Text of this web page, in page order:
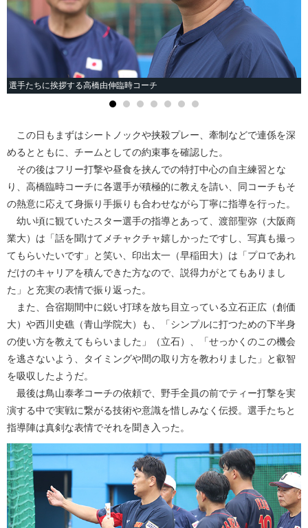
選手たちに挨拶する高橋由伸臨時コーチ
この日もまずはシートノックや挟殺プレー、牽制などで連係を深
めるとともに、チームとしての約束事を確認した。
その後はフリー打撃や昼食を挟んでの特打中心の自主練習とな
り、高橋臨時コーチに各選手が積極的に教えを請い、同コーチもそ
の熱意に応えて身振り手振りも合わせながら丁寧に指導を行った。
幼い頃に観ていたスター選手の指導とあって、渡部聖弥（大阪商
業大）は「話を聞けてメチャクチャ嬉しかったですし、写真も撮っ
てもらいたいです」と笑い、印出太一（早稲田大）は「プロであれ
だけのキャリアを積んできた方なので、説得力がとてもありまし
た」と充実の表情で振り返った。
また、合宿期間中に鋭い打球を放ち目立っている立石正広（創価
大）や西川史礁（青山学院大）も、「シンプルに打つための下半身
の使い方を教えてもらいました」（立石）、「せっかくのこの機会
を逃さないよう、タイミングや間の取り方を教わりました」と叡智
を吸収したようだ。
最後は鳥山泰孝コーチの依頼で、野手全員の前でティー打撃を実
演する中で実戦に繋がる技術や意識を惜しみなく伝授。選手たちと
指導陣は真剣な表情でそれを聞き入った。